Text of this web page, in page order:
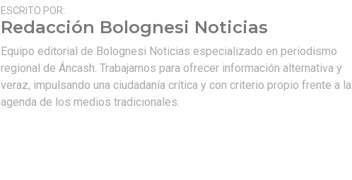
ESCRITO POR:
Redacción Bolognesi Noticias
Equipo editorial de Bolognesi Noticias especializado en periodismo
regional de Áncash. Trabajamos para ofrecer información alternativa y
veraz, impulsando una ciudadanía crítica y con criterio propio frente a la
agenda de los medios tradicionales.